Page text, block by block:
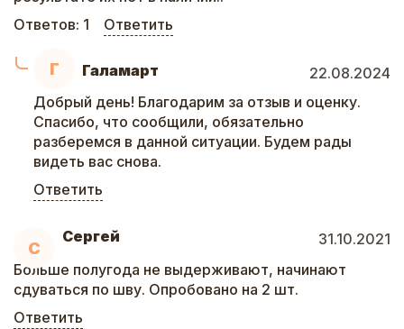
Ответов: 1 Ответить
Г Галамарт
22.08.2024
Добрый день! Благодарим за отзыв и оценку.
Спасибо, что сообщили, обязательно
разберемся в данной ситуации. Будем рады
видеть вас снова.
Ответить
С
Сергей
31.10.2021
Больше полугода не выдерживают, начинают
сдуваться по шву. Опробовано на 2 шт.
Ответить